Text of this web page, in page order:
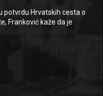
potvrdu Hrvatskih cesta o
Franković kaže da je